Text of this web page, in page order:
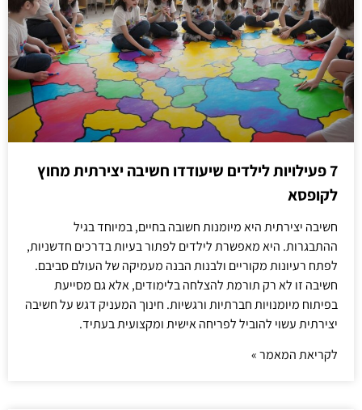
7 פעילויות לילדים שיעודדו חשיבה יצירתית מחוץ
לקופסא
חשיבה יצירתית היא מיומנות חשובה בחיים, במיוחד בגיל
ההתבגרות. היא מאפשרת לילדים לפתור בעיות בדרכים חדשניות,
לפתח רעיונות מקוריים ולבנות הבנה מעמיקה של העולם סביבם.
חשיבה זו לא רק תורמת להצלחה בלימודים, אלא גם מסייעת
בפיתוח מיומנויות חברתיות ורגשיות. חינוך המעניק דגש על חשיבה
יצירתית עשוי להוביל לפריחה אישית ומקצועית בעתיד.
לקריאת המאמר »